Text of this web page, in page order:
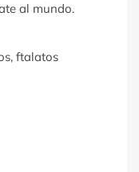
al mundo.
ftalatos